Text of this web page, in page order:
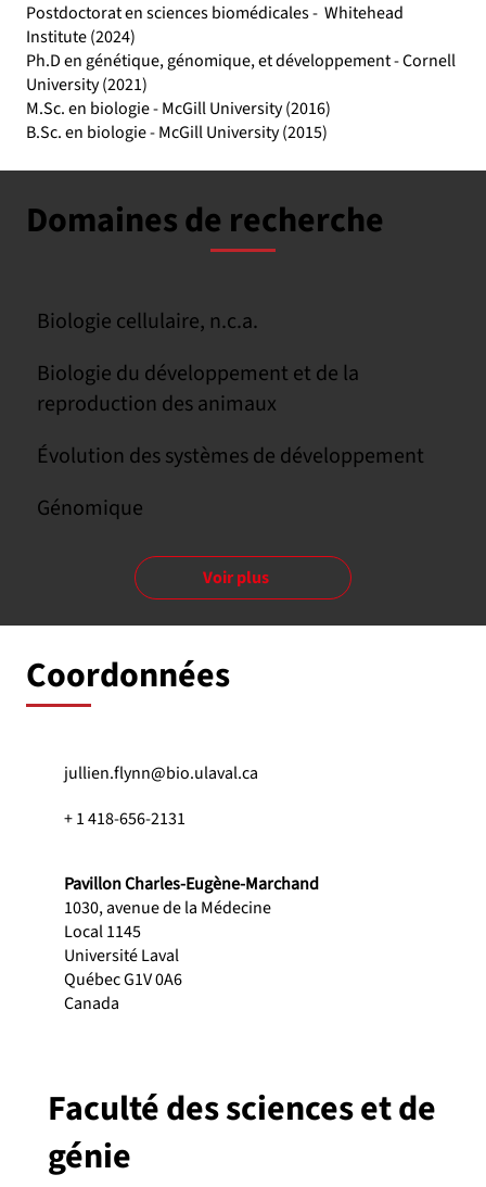
Postdoctorat en sciences biomédicales - Whitehead
Institute (2024)
Ph.D en génétique, génomique, et développement - Cornell
University (2021)
M.Sc. en biologie - McGill University (2016)
B.Sc. en biologie - McGill University (2015)
Domaines de recherche
Biologie cellulaire, n.c.a.
Biologie du développement et de la
reproduction des animaux
Évolution des systèmes de développement
Génomique
Voir plus
Coordonnées
jullien.flynn@bio.ulaval.ca
+ 1 418-656-2131
Pavillon Charles-Eugène-Marchand
1030, avenue de la Médecine
Local 1145
Université Laval
Québec G1V 0A6
Canada
Faculté des sciences et de
génie